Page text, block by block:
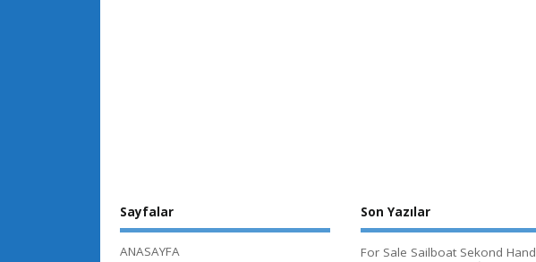
Sayfalar
ANASAYFA
Son Yazılar
For Sale Sailboat Sekond Hand